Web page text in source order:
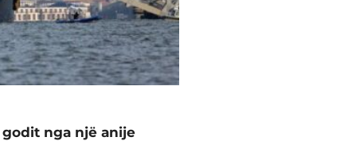
godit nga një anije